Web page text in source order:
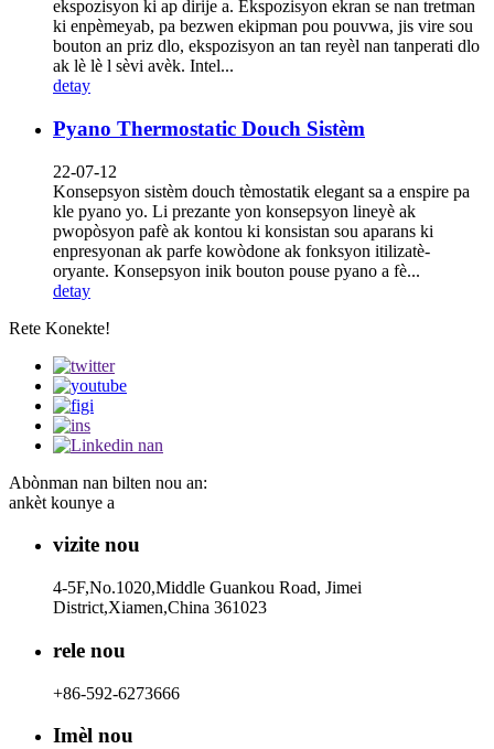
ekspozisyon ki ap dirije a. Ekspozisyon ekran se nan tretman
ki enpèmeyab, pa bezwen ekipman pou pouvwa, jis vire sou
bouton an priz dlo, ekspozisyon an tan reyèl nan tanperati dlo
ak lè lè l sèvi avèk. Intel...
detay
Pyano Thermostatic Douch Sistèm
22-07-12
Konsepsyon sistèm douch tèmostatik elegant sa a enspire pa
kle pyano yo. Li prezante yon konsepsyon lineyè ak
pwopòsyon pafè ak kontou ki konsistan sou aparans ki
enpresyonan ak parfe kowòdone ak fonksyon itilizatè-
oryante. Konsepsyon inik bouton pouse pyano a fè...
detay
Rete Konekte!
Abònman nan bilten nou an:
ankèt kounye a
vizite nou
4-5F,No.1020,Middle Guankou Road, Jimei
District,Xiamen,China 361023
rele nou
+86-592-6273666
Imèl nou